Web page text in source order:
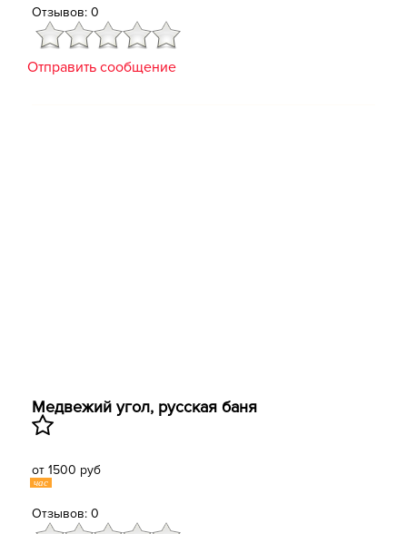
Отзывов: 0
Отправить сообщение
Медвежий угол, русская баня
от 1500 руб
час
Отзывов: 0